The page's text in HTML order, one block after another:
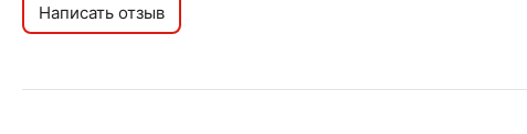
Написать отзыв